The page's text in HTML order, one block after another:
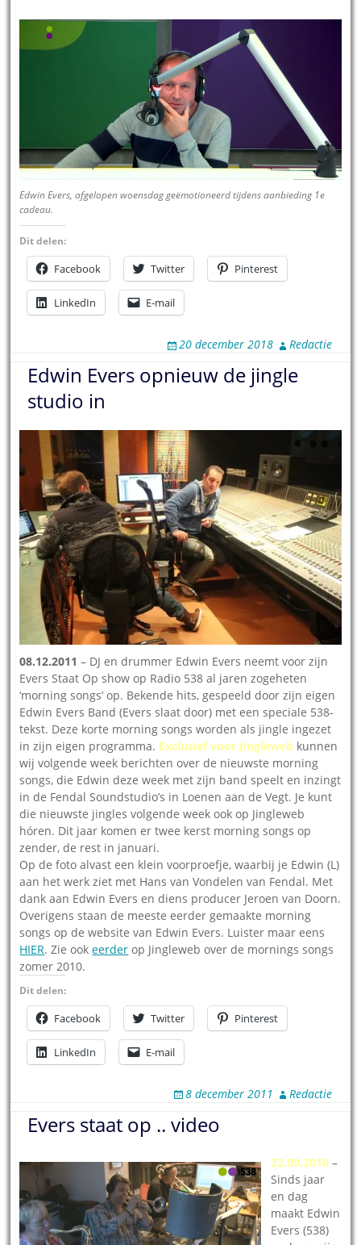
Edwin Evers, afgelopen woensdag geëmotioneerd tijdens aanbieding 1e
cadeau.
Dit delen:
Facebook Twitter Pinterest
LinkedIn E-mail
20 december 2018 Redactie
Edwin Evers opnieuw de jingle
studio in
08.12.2011– DJ en drummer Edwin Evers neemt voor zijn
Evers Staat Op show op Radio 538 al jaren zogeheten
‘morning songs’ op. Bekende hits, gespeeld door zijn eigen
Edwin Evers Band (Evers slaat door) met een speciale 538-
tekst. Deze korte morning songs worden als jingle ingezet
in zijn eigen programma. Exclusief voor Jingleweb kunnen
wij volgende week berichten over de nieuwste morning
songs, die Edwin deze week met zijn band speelt en inzingt
in de Fendal Soundstudio’s in Loenen aan de Vegt. Je kunt
die nieuwste jingles volgende week ook op Jingleweb
hóren. Dit jaar komen er twee kerst morning songs op
zender, de rest in januari.
Op de foto alvast een klein voorproefje, waarbij je Edwin (L)
aan het werk ziet met Hans van Vondelen van Fendal. Met
dank aan Edwin Evers en diens producer Jeroen van Doorn.
Overigens staan de meeste eerder gemaakte morning
songs op de website van Edwin Evers. Luister maar eens
HIER. Zie ookeerder op Jingleweb over de mornings songs
zomer 2010.
Dit delen:
Facebook Twitter Pinterest
LinkedIn E-mail
8 december 2011 Redactie
Evers staat op .. video
22.09.2010 –
Sinds jaar
en dag
maakt Edwin
Evers (538)